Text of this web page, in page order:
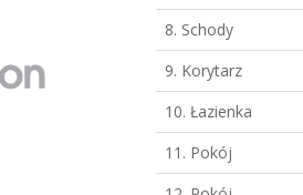
8. Schody
9. Korytarz
10. Łazienka
11. Pokój